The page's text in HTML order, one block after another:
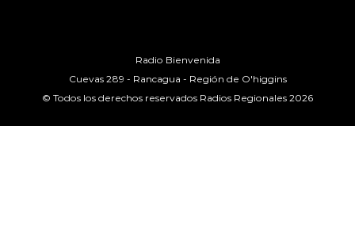
Radio Bienvenida
Cuevas 289 - Rancagua - Región de O'higgins
© Todos los derechos reservados Radios Regionales 2026